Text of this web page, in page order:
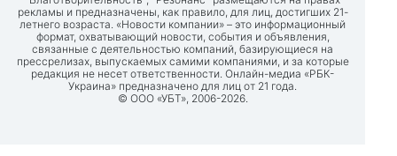
рекламы и предназначены, как правило, для лиц, достигших 21-
летнего возраста. «Новости компании» – это информационный
формат, охватывающий новости, события и объявления,
связанные с деятельностью компаний, базирующиеся на
прессрелизах, выпускаемых самими компаниями, и за которые
редакция не несет ответственности. Онлайн-медиа «РБК-
Украина» предназначено для лиц от 21 года.
© ООО «УБТ», 2006-2026.